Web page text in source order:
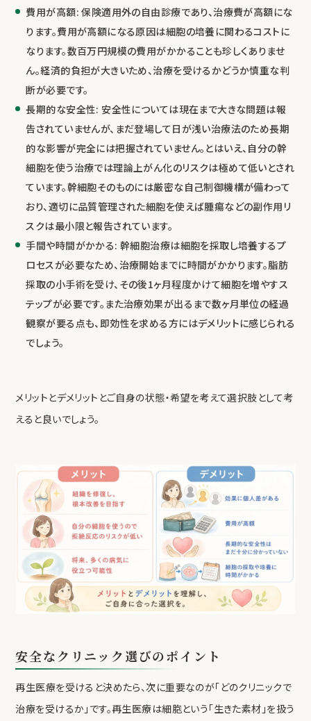
費用が高額: 保険適用外の自由診療であり、治療費が高額にな
ります。費用が高額になる原因は細胞の培養に関わるコストに
なります。数百万円規模の費用がかかることも珍しくありませ
ん。経済的負担が大きいため、治療を受けるかどうか慎重な判
断が必要です。
長期的な安全性: 安全性については現在まで大きな問題は報
告されていませんが、まだ登場して日が浅い治療法のため長期
的な影響が完全には把握されていません。とはいえ、自分の幹
細胞を使う治療では理論上がん化のリスクは極めて低いとされ
ています。幹細胞そのものには厳密な自己制御機構が備わって
おり、適切に品質管理された細胞を使えば腫瘍などの副作用リ
スクは最小限と報告されています。
手間や時間がかかる: 幹細胞治療は細胞を採取し培養するプ
ロセスが必要なため、治療開始までに時間がかかります。脂肪
採取の小手術を受け、その後1ヶ月程度かけて細胞を増やすス
テップが必要です。また治療効果が出るまで数ヶ月単位の経過
観察が要る点も、即効性を求める方にはデメリットに感じられる
でしょう。
メリットとデメリットとご自身の状態・希望を考えて選択肢として考
えると良いでしょう。
安全なクリニック選びのポイント
再生医療を受けると決めたら、次に重要なのが「どのクリニックで
治療を受けるか」です。再生医療は細胞という「生きた素材」を扱う